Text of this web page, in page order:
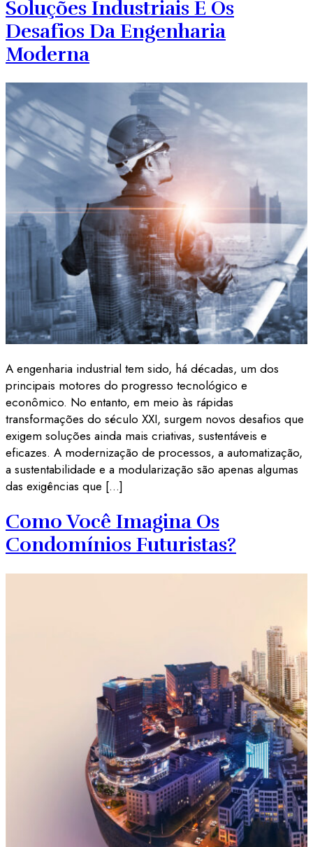
Soluções Industriais E Os
Desafios Da Engenharia
Moderna
A engenharia industrial tem sido, há décadas, um dos
principais motores do progresso tecnológico e
econômico. No entanto, em meio às rápidas
transformações do século XXI, surgem novos desafios que
exigem soluções ainda mais criativas, sustentáveis e
eficazes. A modernização de processos, a automatização,
a sustentabilidade e a modularização são apenas algumas
das exigências que […]
Como Você Imagina Os
Condomínios Futuristas?